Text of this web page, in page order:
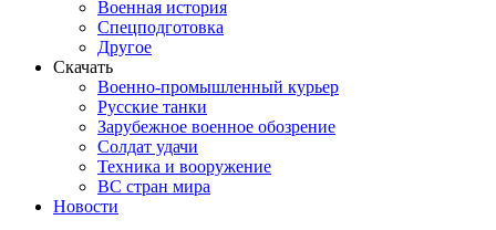
Военная история
Спецподготовка
Другое
Скачать
Военно-промышленный курьер
Русские танки
Зарубежное военное обозрение
Солдат удачи
Техника и вооружение
ВС стран мира
Новости